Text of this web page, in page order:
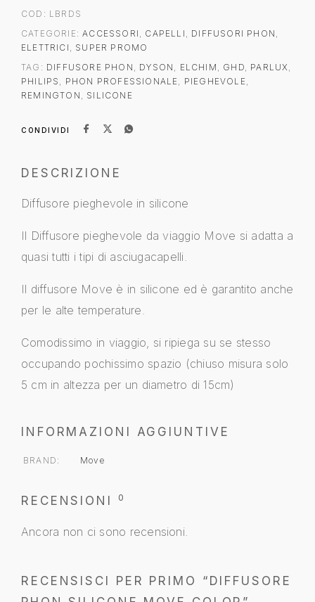
COD: LBRDS
CATEGORIE:ACCESSORI CAPELLI DIFFUSORI PHON
ELETTRICI
SUPER PROMO
TAG: DIFFUSORE PHON DYSON ELCHIM GHD PARLUX
PHILIPS
PHON PROFESSIONALE PIEGHEVOLE
REMINGTON
SILICONE
CONDIVIDI
DESCRIZIONE
Diffusore pieghevole in silicone
Il Diffusore pieghevole da viaggio Move si adatta a
quasi tutti i tipi di asciugacapelli.
Il diffusore Move è in silicone ed è garantito anche
per le alte temperature.
Comodissimo in viaggio, si ripiega su se stesso
occupando pochissimo spazio (chiuso misura solo
5 cm in altezza per un diametro di 15cm)
INFORMAZIONI AGGIUNTIVE
BRAND Move
RECENSIONI 0
Ancora non ci sono recensioni.
RECENSISCI PER PRIMO “DIFFUSORE